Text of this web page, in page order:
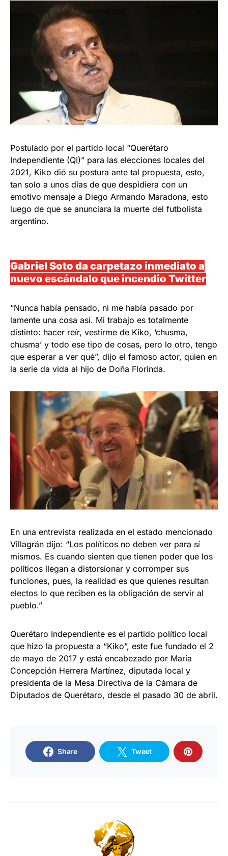
Postulado por el partido local “Querétaro
Independiente (QI)” para las elecciones locales del
2021, Kiko dió su postura ante tal propuesta, esto,
tan solo a unos días de que despidiera con un
emotivo mensaje a Diego Armando Maradona, esto
luego de que se anunciara la muerte del futbolista
argentino.
Gabriel Soto da carpetazo inmediato a
nuevo escándalo que incendio Twitter
“Nunca había pensado, ni me había pasado por
lamente una cosa así. Mi trabajo es totalmente
distinto: hacer reír, vestirme de Kiko, ‘chusma,
chusma’ y todo ese tipo de cosas, pero lo otro, tengo
que esperar a ver qué”, dijo el famoso actor, quien en
la serie da vida al hijo de Doña Florinda.
En una entrevista realizada en el estado mencionado
Villagrán dijo: “Los políticos no deben ver para sí
mismos. Es cuando sienten que tienen poder que los
políticos llegan a distorsionar y corromper sus
funciones, pues, la realidad es que quienes resultan
electos lo que reciben es la obligación de servir al
pueblo.”
Querétaro Independiente es el partido político local
que hizo la propuesta a “Kiko”, este fue fundado el 2
de mayo de 2017 y está encabezado por María
Concepción Herrera Martínez, diputada local y
presidenta de la Mesa Directiva de la Cámara de
Diputados de Querétaro, desde el pasado 30 de abril.
Share Tweet